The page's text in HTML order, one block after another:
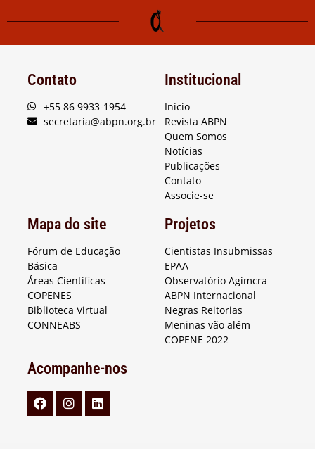
Contato
+55 86 9933-1954
secretaria@abpn.org.br
Institucional
Início
Revista ABPN
Quem Somos
Notícias
Publicações
Contato
Associe-se
Mapa do site
Fórum de Educação
Básica
Áreas Cientificas
COPENES
Biblioteca Virtual
CONNEABS
Projetos
Cientistas Insubmissas
EPAA
Observatório Agimcra
ABPN Internacional
Negras Reitorias
Meninas vão além
COPENE 2022
Acompanhe-nos